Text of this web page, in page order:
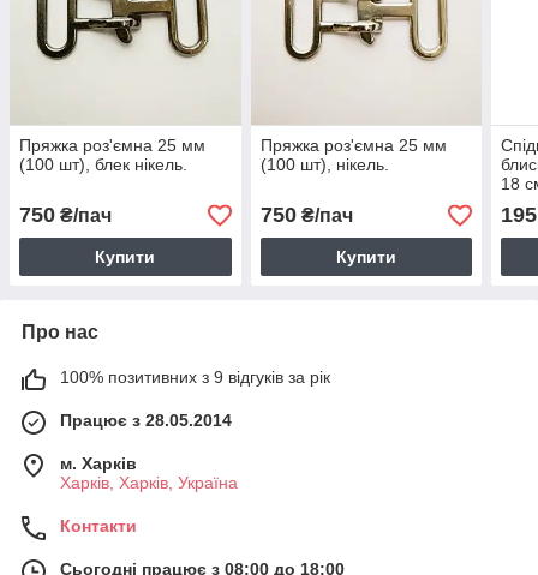
Пряжка роз'ємна 25 мм
(100 шт), блек нікель.
750 ₴/пач
Купити
Пряжка роз'ємна 25 мм
(100 шт), нікель.
750₴/пач
Купити
18
195
Про нас
100% позитивних з 9 відгуків за рік
Працює з 28.05.2014
м. Харків
Харків, Харків, Україна
Контакти
Сьогодні працює з 08:00 до 18:00